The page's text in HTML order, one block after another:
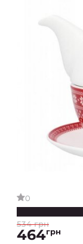
0
534 грн
464грн